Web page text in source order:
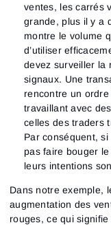
ventes, les carrés
grande, plus il y a
montre le volume
d’utiliser
devez surveiller la
signaux. Une
rencontre un
travaillant avec
celles des traders
Par conséquent,
pas faire bouger
leurs intentions
Dans notre exemple,
augmentation des
rouges, ce qui